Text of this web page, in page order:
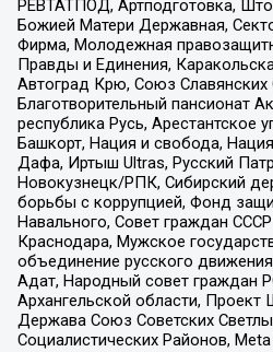
РЕВТАТПОД, Артподготовка,
Божией Матери Державная,
Фирма, Молодежная
Правды и Единения,
Автоград Крю, Союз Славянских
Благотворительный пансионат
республика Русь, Арестантское
Башкорт, Нация и свобода,
Дафа, Иртыш Ultras, Русский
Новокузнецк/РПК, Сибирский
борьбы с коррупцией, Фонд
Навального, Совет граждан
Краснодара, Мужское
объединение русского
Адат, Народный совет граждан
Архангельской области,
Держава Союз Советских
Социалистических Районов,